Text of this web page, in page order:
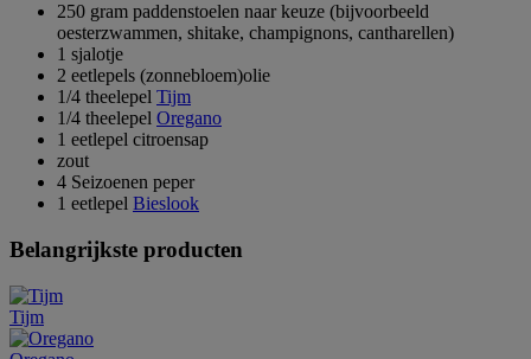
250 gram paddenstoelen naar keuze (bijvoorbeeld
oesterzwammen, shitake, champignons, cantharellen)
1 sjalotje
2 eetlepels (zonnebloem)olie
1/4 theelepel Tijm
1/4 theelepel Oregano
1 eetlepel citroensap
zout
4 Seizoenen peper
1 eetlepel Bieslook
Belangrijkste producten
Tijm